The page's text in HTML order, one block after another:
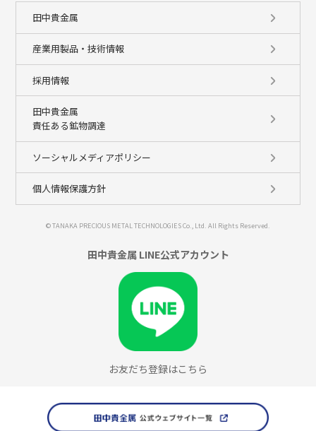
田中貴金属
産業用製品・技術情報
採用情報
田中貴金属
責任ある鉱物調達
ソーシャルメディアポリシー
個人情報保護方針
© TANAKA PRECIOUS METAL TECHNOLOGIES Co., Ltd. All Rights Reserved.
田中貴金属 LINE公式アカウント
お友だち登録はこちら